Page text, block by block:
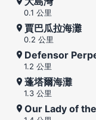
0.1 公里
賈巴瓜拉海灘
0.2 公里
Defensor
1.2 公里
蓬塔爾海灘
1.3 公里
Our Lady of